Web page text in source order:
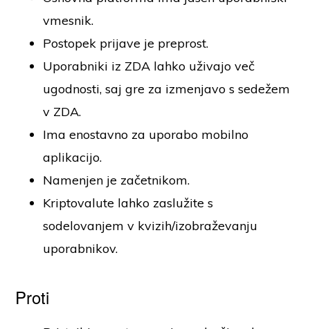
vmesnik.
Postopek prijave je preprost.
Uporabniki iz ZDA lahko uživajo več
ugodnosti, saj gre za izmenjavo s sedežem
v ZDA.
Ima enostavno za uporabo mobilno
aplikacijo.
Namenjen je začetnikom.
Kriptovalute lahko zaslužite s
sodelovanjem v kvizih/izobraževanju
uporabnikov.
Proti